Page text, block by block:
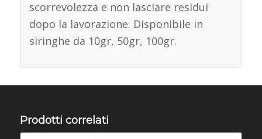
scorrevolezza e non lasciare residui
dopo la lavorazione. Disponibile in
siringhe da 10gr, 50gr, 100gr.
Prodotti correlati